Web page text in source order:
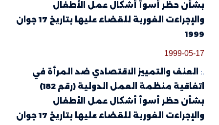
بشأن حظر أسوأ أشكال عمل الأطفال
والإجراءت الفورية للقضاء عليها بتاريخ 17 جوان
1999
1999-05-17
العنف والتمييز الاقتصادي ضد المرأة في
اتفاقية منظمة العمل الدولية (رقم 182)
بشأن حظر أسوأ أشكال عمل الأطفال
والإجراءت الفورية للقضاء عليها بتاريخ 17 جوان